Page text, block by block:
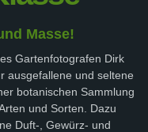
Masse!
Gartenfotografen Dirk
ausgefallene und seltene
botanischen Sammlung
und Sorten. Dazu
Duft-, Gewürz- und